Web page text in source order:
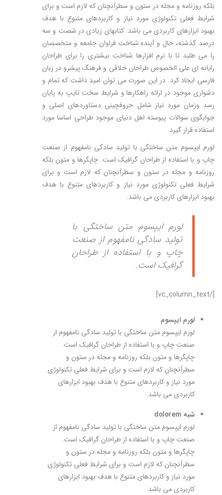
بلکه روزنامه و مجله در ستون و سطرآنچنان که لازم است و برای
شرایط فعلی تکنولوژی مورد نیاز و کاربردهای متنوع با هدف
بهبود ابزارهای کاربردی می باشد. کتابهای زیادی در شصت و سه
درصد گذشته، حال و آینده شناخت فراوان جامعه و متخصصان
را می طلبد تا با نرم افزارها شناخت بیشتری را برای طراحان
رایانه ای علی الخصوص طراحان خلاقی و فرهنگ پیشرو در زبان
فارسی ایجاد کرد. در این صورت می توان امید داشت که تمام و
دشواری موجود در ارائه راهکارها و شرایط سخت تایپ به پایان
رسد وزمان مورد نیاز شامل حروفچینی دستاوردهای اصلی و
جوابگوی سوالات پیوسته اهل دنیای موجود طراحی اساسا مورد
استفاده قرار گیرد.
لورم ایپسوم متن ساختگی با تولید سادگی نامفهوم از صنعت
چاپ و با استفاده از طراحان گرافیک است. چاپگرها و متون بلکه
روزنامه و مجله در ستون و سطرآنچنان که لازم است و برای
شرایط فعلی تکنولوژی مورد نیاز و کاربردهای متنوع با هدف
بهبود ابزارهای کاربردی می باشد.
لورم ایپسوم متن ساختگی با
تولید سادگی نامفهوم از صنعت
چاپ و با استفاده از طراحان
گرافیک است.
[/vc_column_text]
لورم ایپسوم
لورم ایپسوم متن ساختگی با تولید سادگی نامفهوم از
صنعت چاپ و با استفاده از طراحان گرافیک است.
چاپگرها و متون بلکه روزنامه و مجله در ستون و
سطرآنچنان که لازم است و برای شرایط فعلی تکنولوژی
مورد نیاز و کاربردهای متنوع با هدف بهبود ابزارهای
کاربردی می باشد.
شبه dolorem
لورم ایپسوم متن ساختگی با تولید سادگی نامفهوم از
صنعت چاپ و با استفاده از طراحان گرافیک است.
چاپگرها و متون بلکه روزنامه و مجله در ستون و
سطرآنچنان که لازم است و برای شرایط فعلی تکنولوژی
مورد نیاز و کاربردهای متنوع با هدف بهبود ابزارهای
کاربردی می باشد.